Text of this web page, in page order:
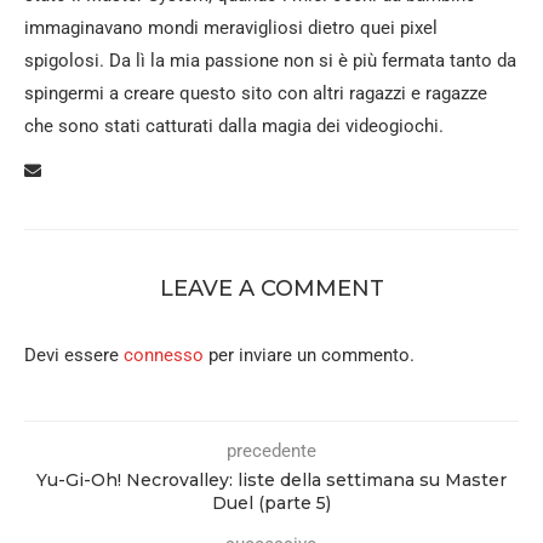
immaginavano mondi meravigliosi dietro quei pixel
spigolosi. Da lì la mia passione non si è più fermata tanto da
spingermi a creare questo sito con altri ragazzi e ragazze
che sono stati catturati dalla magia dei videogiochi.
LEAVE A COMMENT
Devi essere connesso per inviare un commento.
precedente
Yu-Gi-Oh! Necrovalley: liste della settimana su Master
Duel (parte 5)